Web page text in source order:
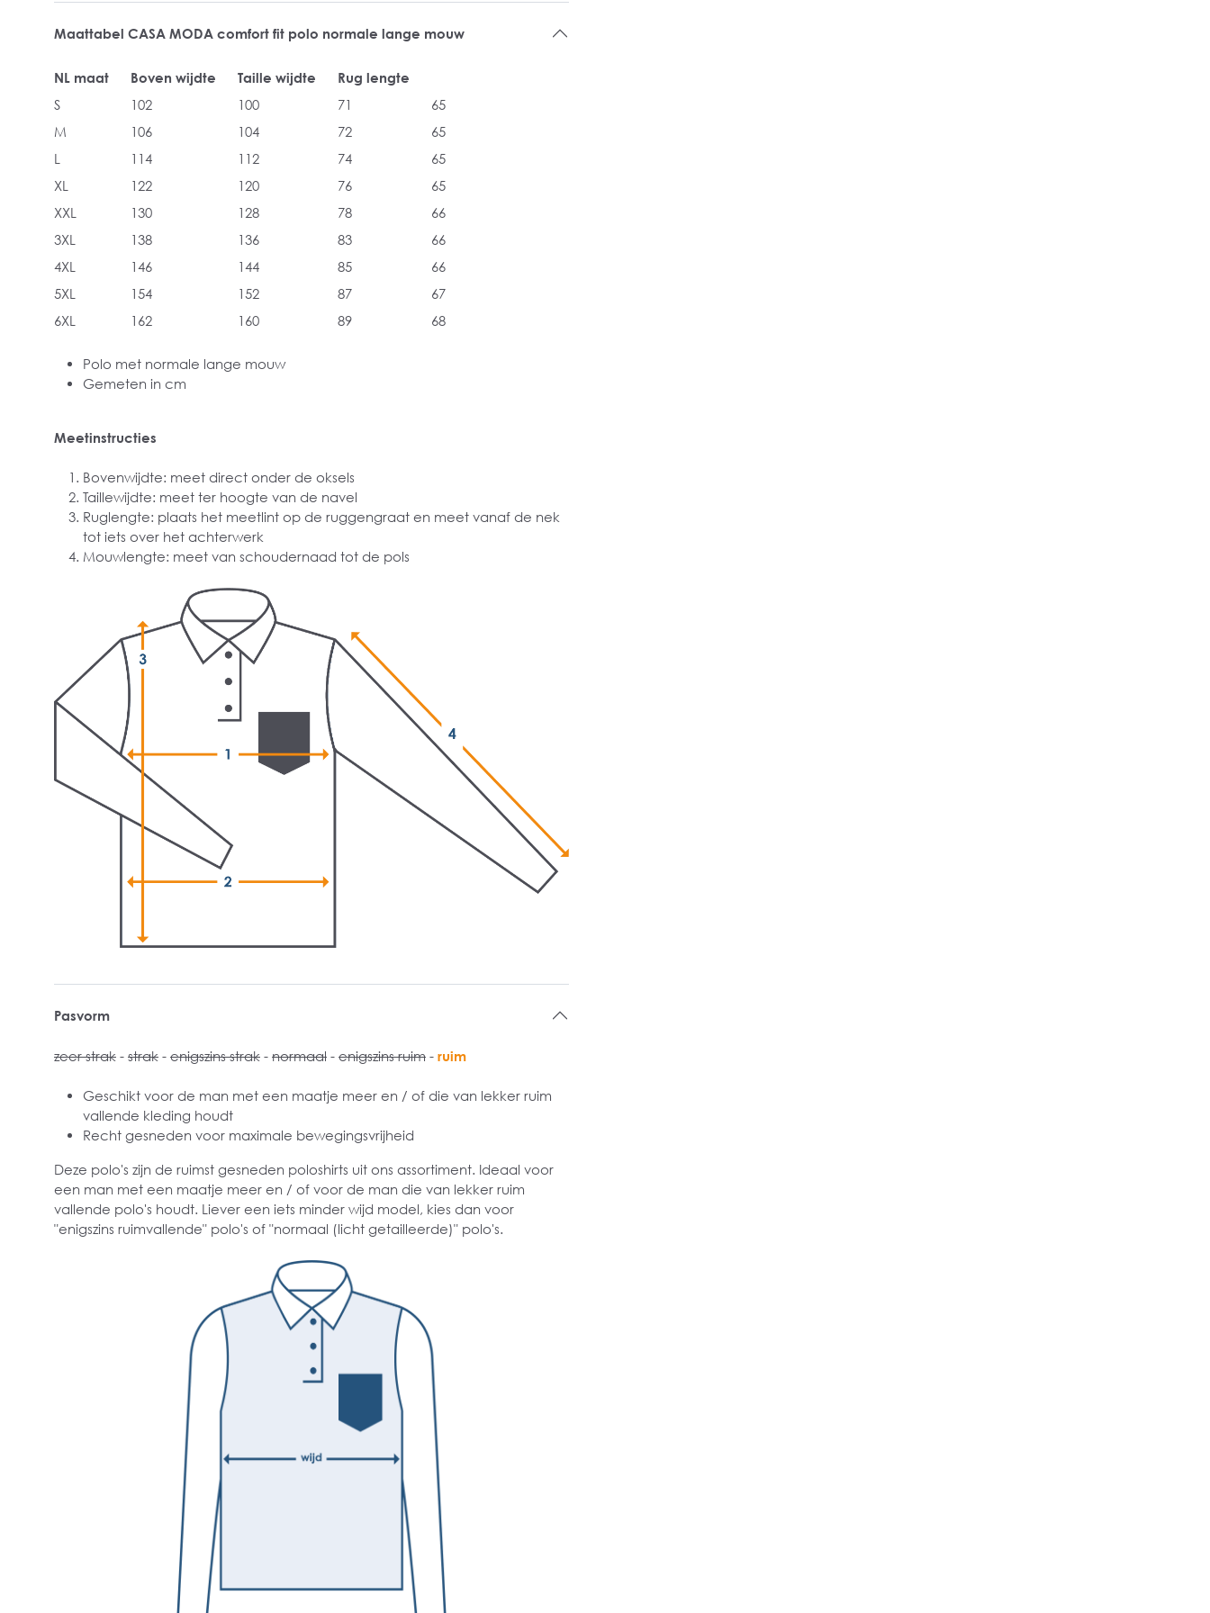
Maattabel CASA MODA comfort fit polo normale lange mouw
NL maat Boven wijdte Taille wijdte
Rug lengte
S
102 100 71
65
M
106 104 72
65
L
114 112 74
65
XL
122 120 76
65
XXL
130 128 78
66
3XL
138 136 83
66
4XL
146 144 85
66
5XL
154 152 87
67
6XL
162 160 89 68
Polo met normale lange mouw
Gemeten in cm
Meetinstructies
Bovenwijdte: meet direct onder de oksels
Taillewijdte: meet ter hoogte van de navel
Ruglengte: plaats het meetlint op de ruggengraat en meet vanaf de nek
tot iets over het achterwerk
Mouwlengte: meet van schoudernaad tot de pols
Pasvorm
zeer strak - strak - enigszins strak - normaal - enigszins ruim - ruim
Geschikt voor de man met een maatje meer en / of die van lekker ruim
vallende kleding houdt
Recht gesneden voor maximale bewegingsvrijheid
Deze polo's zijn de ruimst gesneden poloshirts uit ons assortiment. Ideaal voor
een man met een maatje meer en / of voor de man die van lekker ruim
vallende polo's houdt. Liever een iets minder wijd model, kies dan voor
"enigszins ruimvallende" polo's of "normaal (licht getailleerde)" polo's.